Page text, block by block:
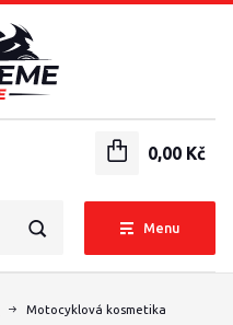
Menu
0,00 Kč
Motocyklová kosmetika